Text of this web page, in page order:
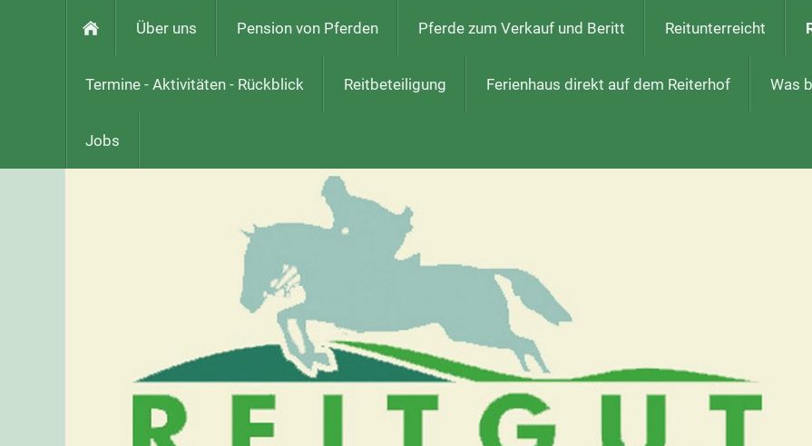
Über uns Pension von Pferden Pferde zum Verkauf und Beritt Reitunterreicht
Termine - Aktivitäten - Rückblick Reitbeteiligung Ferienhaus direkt auf dem Reiterhof Was
Jobs